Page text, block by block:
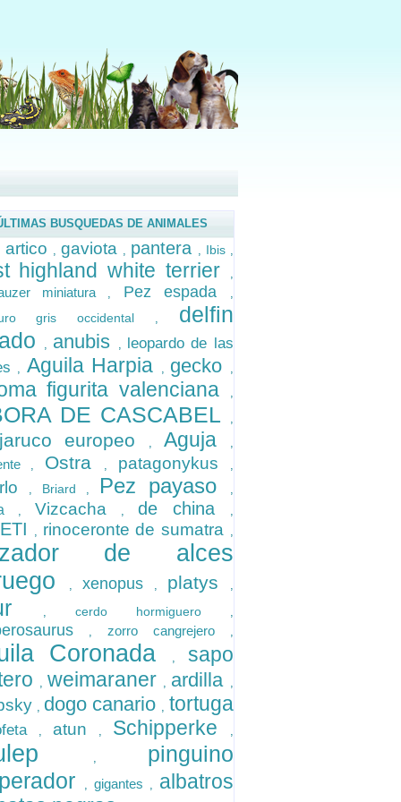
BUSQUEDAS DE ANIMALES
artico , gaviota , pantera , Ibis ,
highland white terrier ,
miniatura , Pez espada ,
gris occidental , delfin
, anubis , leopardo de las
, Aguila Harpia , gecko ,
figurita valenciana ,
DE CASCABEL ,
europeo , Aguja ,
, Ostra , patagonykus ,
, Briard , Pez payaso ,
, Vizcacha , de china ,
, rinoceronte de sumatra ,
de alces
, xenopus , platys ,
, cerdo hormiguero ,
, zorro cangrejero ,
Coronada , sapo
, weimaraner , ardilla ,
, dogo canario , tortuga
, atun , Schipperke ,
, pinguino
, gigantes , albatros